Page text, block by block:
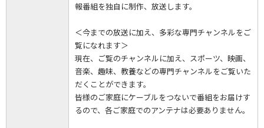
報番組を独自に制作、放送します。
＜今までの放送に加え、多彩な専門チャンネルをご
覧になれます＞
現在、ご覧のチャンネルに加え、スポーツ、映画、
音楽、趣味、教養などの専門チャンネルをご覧いた
だくことができます。
皆様のご家庭にケーブルをつないで番組をお届けす
るので、各ご家庭でのアンテナは必要ありません。